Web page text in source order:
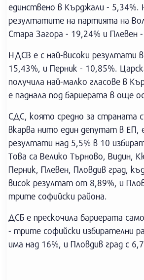
единствено в Кърджали - 5,34%.
резултатите на партията на
Стара Загора - 19,24% и Плевен
НДСВ е с най-високи резултати
15,43%, и Перник - 10,85%.
получила най-малко гласове в
е паднала под бариерата в още
СДС, която средно за страната
вкарва нито един депутат в ЕП,
резултати над 5,5% в 10
Това са Велико Търново, Видин,
Перник, Плевен, Пловдив град,
висок резултат от 8,89%, и
трите софийски района.
ДСБ е прескочила бариерата
- трите софийски избирателни
има над 16%, и Пловдив град с